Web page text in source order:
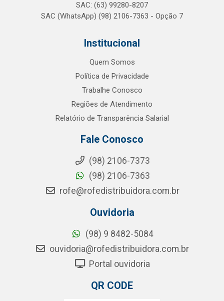
SAC: (63) 99280-8207
SAC (WhatsApp) (98) 2106-7363 - Opção 7
Institucional
Quem Somos
Política de Privacidade
Trabalhe Conosco
Regiões de Atendimento
Relatório de Transparência Salarial
Fale Conosco
(98) 2106-7373
(98) 2106-7363
rofe@rofedistribuidora.com.br
Ouvidoria
(98) 9 8482-5084
ouvidoria@rofedistribuidora.com.br
Portal ouvidoria
QR CODE